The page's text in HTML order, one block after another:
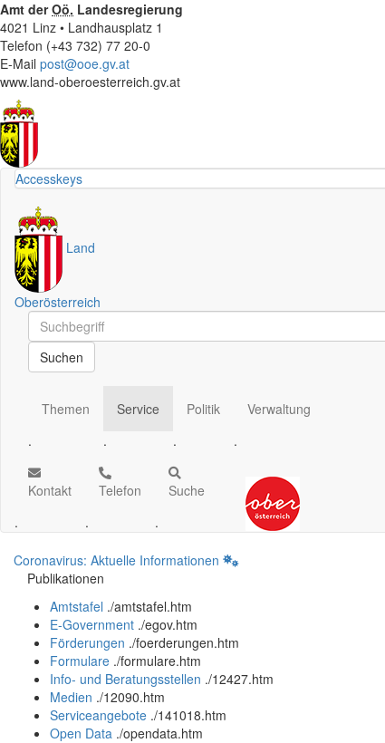
Amt derOö. Landesregierung
4021 Linz • Landhausplatz 1
Telefon (+43 732) 77 20-0
E-Mail post@ooe.gv.at
www.land-oberoesterreich.gv.at
Accesskeys
Land
Oberösterreich
Schnellsuche
Schnellsuche
Suchen
Themen
.
Service
.
Politik
.
Verwaltung
.
Kontakt
.
Telefon
.
Suche
.
Coronavirus: Aktuelle Informationen
Publikationen
Amtstafel ./amtstafel.htm
E-Government ./egov.htm
Förderungen ./foerderungen.htm
Formulare ./formulare.htm
Info- und Beratungsstellen ./12427.htm
Medien ./12090.htm
Serviceangebote ./141018.htm
Open Data ./opendata.htm